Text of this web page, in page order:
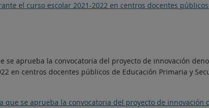
el curso escolar 2021-2022 en centros docentes
aprueba la convocatoria del proyecto de innovación
en centros docentes públicos de Educación Primaria y
se aprueba la convocatoria del proyecto de innovación